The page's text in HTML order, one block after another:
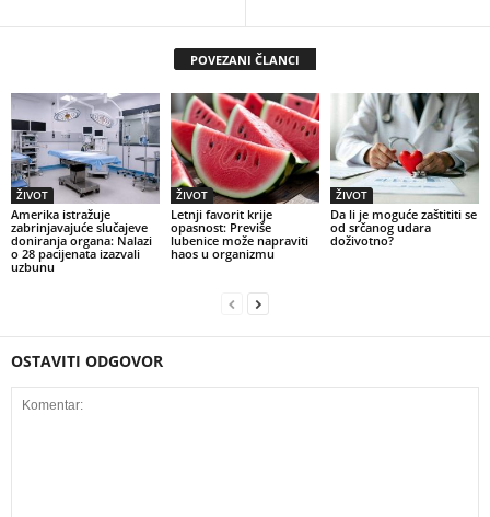
POVEZANI ČLANCI
ŽIVOT
Amerika istražuje
zabrinjavajuće slučajeve
doniranja organa: Nalazi
o 28 pacijenata izazvali
uzbunu
ŽIVOT
Letnji favorit krije
opasnost: Previše
lubenice može napraviti
haos u organizmu
ŽIVOT
Da li je moguće zaštititi se
od srčanog udara
doživotno?
OSTAVITI ODGOVOR